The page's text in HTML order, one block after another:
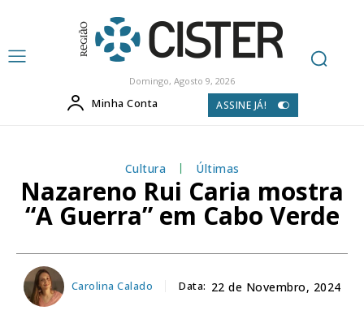
Domingo, Agosto 9, 2026
Minha Conta ASSINE JÁ!
Cultura Últimas
Nazareno Rui Caria mostra
“A Guerra” em Cabo Verde
Carolina Calado Data: 22 de Novembro, 2024